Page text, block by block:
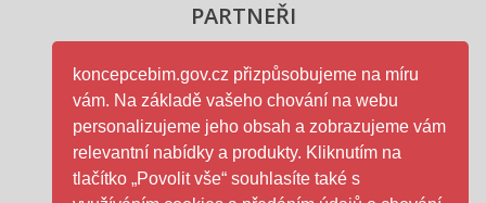
PARTNEŘI
Ministerstvo průmyslu a
koncepcebim.gov.cz přizpůsobujeme na míru
vám. Na základě vašeho chování na webu
personalizujeme jeho obsah a zobrazujeme vám
relevantní nabídky a produkty. Kliknutím na
tlačítko „Povolit vše“ souhlasíte také s